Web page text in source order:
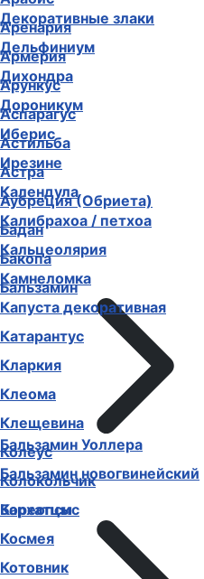
Аренария
Армерия
Арункус
Аспарагус
Астильба
Астра
Аубреция (Обриета)
Бадан
Бакопа
Бальзамин
Бальзамин Уоллера
Бальзамин новогвинейский
Бархатцы
Декоративные злаки
Дельфиниум
Дихондра
Дороникум
Иберис
Ирезине
Календула
Калибрахоа / петхоа
Кальцеолярия
Камнеломка
Капуста декоративная
Катарантус
Кларкия
Клеома
Клещевина
Колеус
Колокольчик
Кореопсис
Космея
Котовник